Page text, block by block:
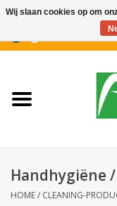
Nieuwigheden
Koffiekoekjes
Handhygiëne
HOME/ CLEANING-
Wij slaan cookies op om